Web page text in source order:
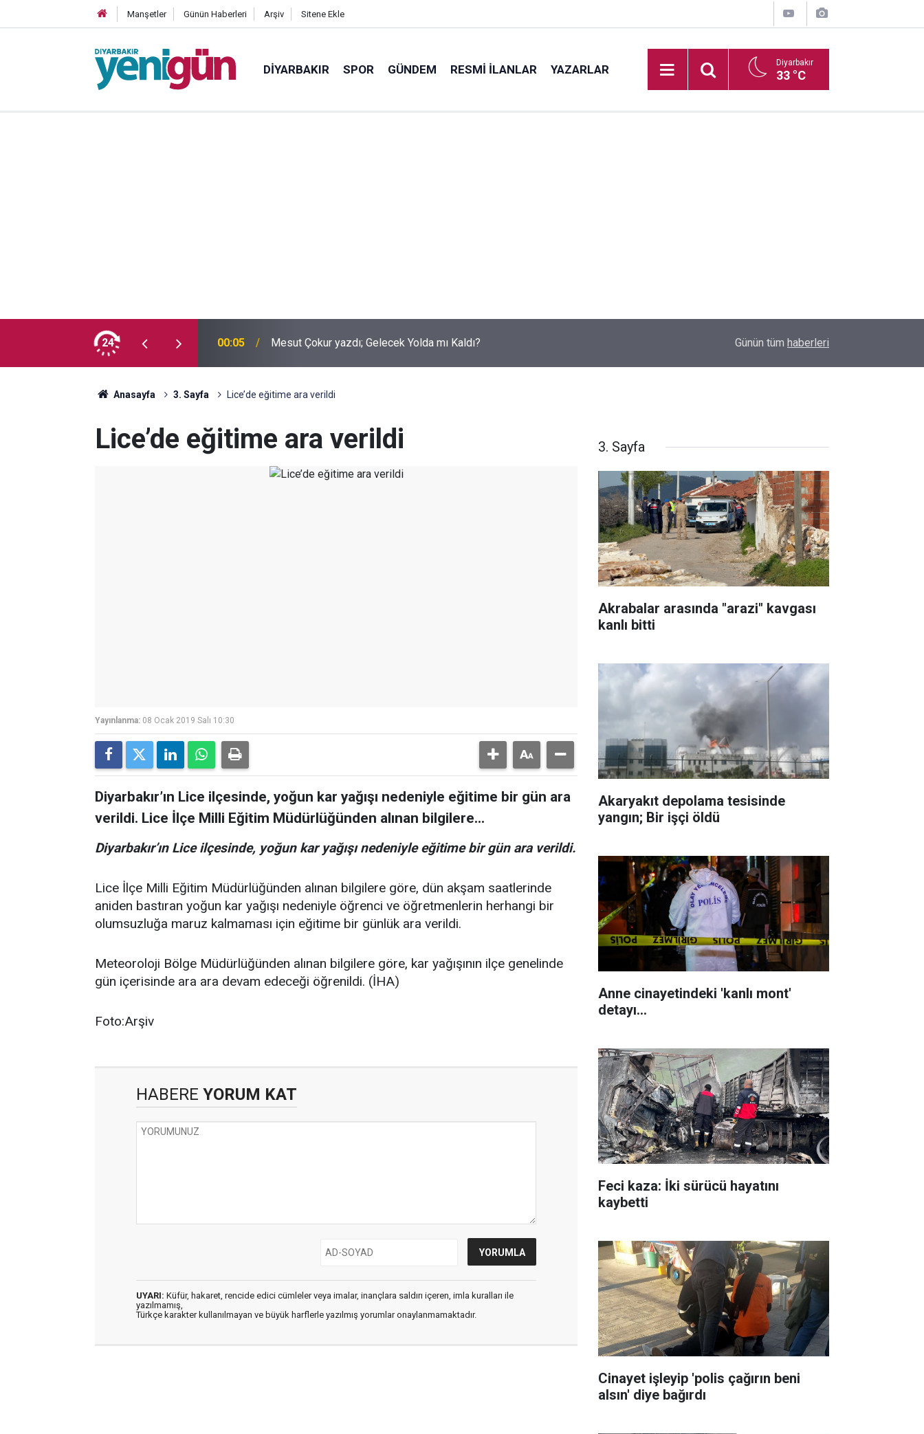
Manşetler Günün Haberleri Arşiv Sitene Ekle
DIYARBAKIR SPOR GÜNDEM RESMI İLANLAR YAZARLAR Diyarbakır
33 °C
24
kullanmıyorum, çocuklarımı verin 00:05 Mesut Çokur yazdı; Gelecek Yolda mı Kaldı? Barış Ünal yazdı; Silahlar susarsa gelecek
Günün tüm haberleri
Anasayfa 3. Sayfa Lice’de eğitime ara verildi
Lice’de eğitime ara verildi
Yayınlanma: 08 Ocak 2019 Salı 10:30
Diyarbakır’ın Lice ilçesinde, yoğun kar yağışı nedeniyle eğitime bir gün ara
verildi. Lice İlçe Milli Eğitim Müdürlüğünden alınan bilgilere...
Diyarbakır’ın Lice ilçesinde, yoğun kar yağışı nedeniyle eğitime bir gün ara verildi.
Lice İlçe Milli Eğitim Müdürlüğünden alınan bilgilere göre, dün akşam saatlerinde
aniden bastıran yoğun kar yağışı nedeniyle öğrenci ve öğretmenlerin herhangi bir
olumsuzluğa maruz kalmaması için eğitime bir günlük ara verildi.
Meteoroloji Bölge Müdürlüğünden alınan bilgilere göre, kar yağışının ilçe genelinde
gün içerisinde ara ara devam edeceği öğrenildi. (İHA)
Foto:Arşiv
HABERE YORUM KAT
UYARI: Küfür, hakaret, rencide edici cümleler veya imalar, inançlara saldırı içeren, imla kuralları ile
yazılmamış,
Türkçe karakter kullanılmayan ve büyük harflerle yazılmış yorumlar onaylanmamaktadır.
3. Sayfa
Akrabalar arasında "arazi" kavgası
kanlı bitti
Akaryakıt depolama tesisinde
yangın; Bir işçi öldü
Anne cinayetindeki 'kanlı mont'
detayı…
Feci kaza: İki sürücü hayatını
kaybetti
Cinayet işleyip 'polis çağırın beni
alsın' diye bağırdı